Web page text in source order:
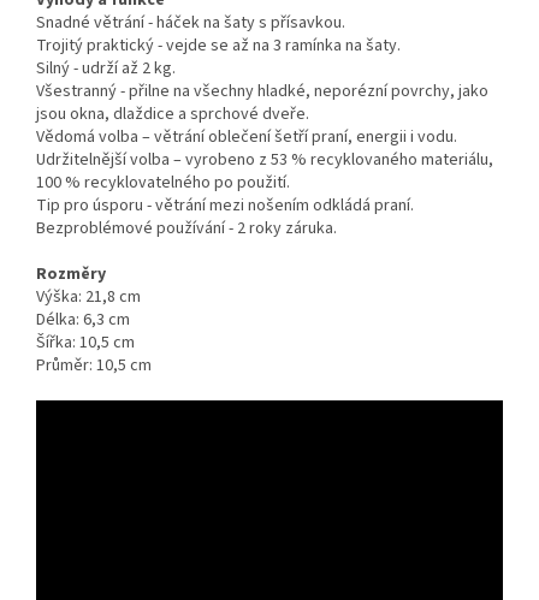
Snadné větrání - háček na šaty s přísavkou.
Trojitý praktický - vejde se až na 3 ramínka na šaty.
Silný - udrží až 2 kg.
Všestranný - přilne na všechny hladké, neporézní povrchy, jako
jsou okna, dlaždice a sprchové dveře.
Vědomá volba – větrání oblečení šetří praní, energii i vodu.
Udržitelnější volba – vyrobeno z 53 % recyklovaného materiálu,
100 % recyklovatelného po použití.
Tip pro úsporu - větrání mezi nošením odkládá praní.
Bezproblémové používání - 2 roky záruka.
Rozměry
Výška: 21,8 cm
Délka: 6,3 cm
Šířka: 10,5 cm
Průměr: 10,5 cm